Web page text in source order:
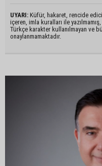
UYARI: Küfür, hakaret, rencide
içeren, imla kuralları ile yazılmamış,
Türkçe karakter kullanılmayan ve
onaylanmamaktadır.